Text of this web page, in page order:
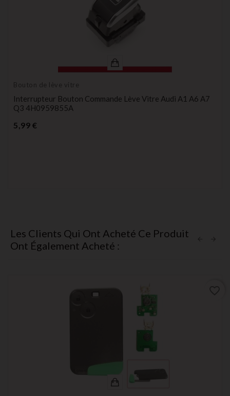
Bouton de lève vitre
Interrupteur Bouton Commande Lève Vitre Audi A1 A6 A7
Q3 4H0959855A
5,99 €
Les Clients Qui Ont Acheté Ce Produit
Ont Également Acheté :